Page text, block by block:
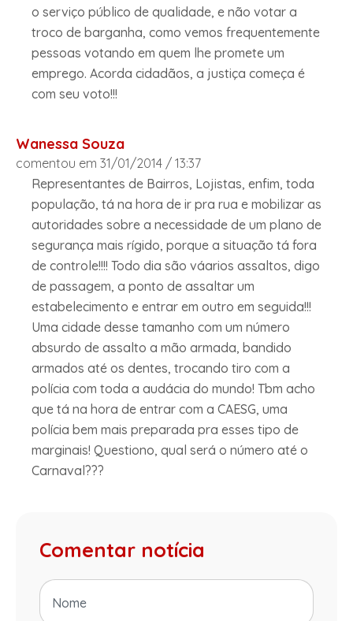
o serviço público de qualidade, e não votar a
troco de barganha, como vemos frequentemente
pessoas votando em quem lhe promete um
emprego. Acorda cidadãos, a justiça começa é
com seu voto!!!
Wanessa Souza
comentou em 31/01/2014 / 13:37
Representantes de Bairros, Lojistas, enfim, toda
população, tá na hora de ir pra rua e mobilizar as
autoridades sobre a necessidade de um plano de
segurança mais rígido, porque a situação tá fora
de controle!!!! Todo dia são váarios assaltos, digo
de passagem, a ponto de assaltar um
estabelecimento e entrar em outro em seguida!!!
Uma cidade desse tamanho com um número
absurdo de assalto a mão armada, bandido
armados até os dentes, trocando tiro com a
polícia com toda a audácia do mundo! Tbm acho
que tá na hora de entrar com a CAESG, uma
polícia bem mais preparada pra esses tipo de
marginais! Questiono, qual será o número até o
Carnaval???
Comentar notícia